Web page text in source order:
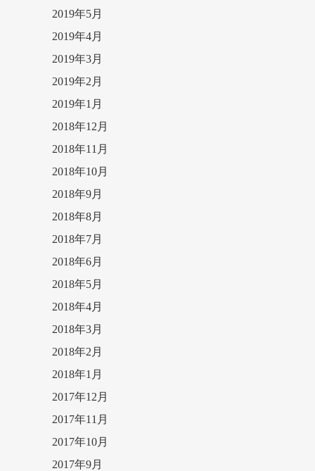
2019年5月
2019年4月
2019年3月
2019年2月
2019年1月
2018年12月
2018年11月
2018年10月
2018年9月
2018年8月
2018年7月
2018年6月
2018年5月
2018年4月
2018年3月
2018年2月
2018年1月
2017年12月
2017年11月
2017年10月
2017年9月